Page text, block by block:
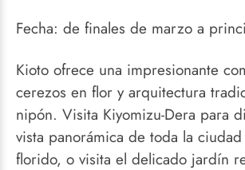
Fecha: de finales de marzo a
Kioto ofrece una impresionante
cerezos en flor y arquitectura
nipón. Visita Kiyomizu-Dera para
vista panorámica de toda la
florido, o visita el delicado jardín